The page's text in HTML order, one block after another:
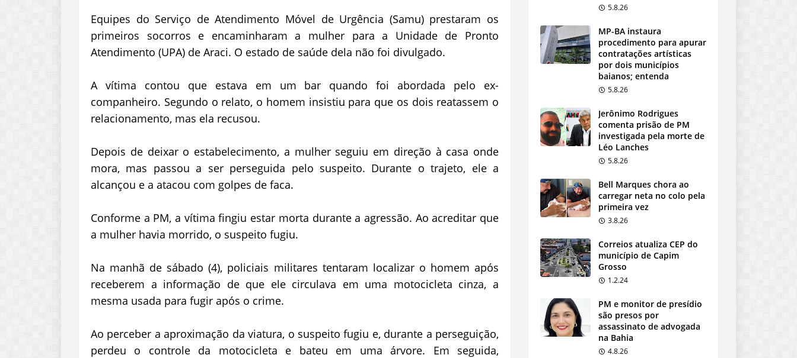
Equipes do Serviço de Atendimento Móvel de Urgência (Samu) prestaram os
primeiros socorros e encaminharam a mulher para a Unidade de Pronto
Atendimento (UPA) de Araci. O estado de saúde dela não foi divulgado.
A vítima contou que estava em um bar quando foi abordada pelo ex-
companheiro. Segundo o relato, o homem insistiu para que os dois reatassem o
relacionamento, mas ela recusou.
Depois de deixar o estabelecimento, a mulher seguiu em direção à casa onde
mora, mas passou a ser perseguida pelo suspeito. Durante o trajeto, ele a
alcançou e a atacou com golpes de faca.
Conforme a PM, a vítima fingiu estar morta durante a agressão. Ao acreditar que
a mulher havia morrido, o suspeito fugiu.
Na manhã de sábado (4), policiais militares tentaram localizar o homem após
receberem a informação de que ele circulava em uma motocicleta cinza, a
mesma usada para fugir após o crime.
Ao perceber a aproximação da viatura, o suspeito fugiu e, durante a perseguição,
perdeu o controle da motocicleta e bateu em uma árvore. Em seguida,
5.8.26
MP-BA instaura
procedimento para apurar
contratações artísticas
por dois municípios
baianos; entenda
5.8.26
Jerônimo Rodrigues
comenta prisão de PM
investigada pela morte de
Léo Lanches
5.8.26
Bell Marques chora ao
carregar neta no colo pela
primeira vez
3.8.26
Correios atualiza CEP do
município de Capim
Grosso
1.2.24
PM e monitor de presídio
são presos por
assassinato de advogada
na Bahia
4.8.26